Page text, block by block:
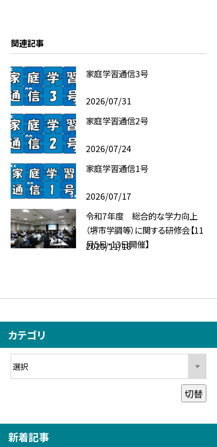
関連記事
家庭学習通信3号
2026/07/31
家庭学習通信2号
2026/07/24
家庭学習通信1号
2026/07/17
令和7年度 総合的な学力向上
（堺市学調等）に関する研修会【11
月5日・13日開催】
2025/11/18
カテゴリ
切替
新着記事